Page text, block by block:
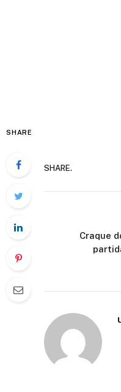
SHARE
SHARE.
Craque